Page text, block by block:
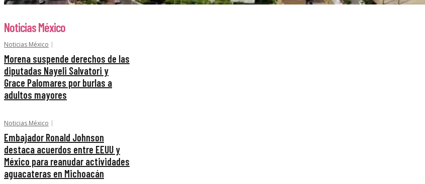
Noticias México
Noticias México
Morena suspende derechos de las
diputadas Nayeli Salvatori y
Grace Palomares por burlas a
adultos mayores
Noticias México
Embajador Ronald Johnson
destaca acuerdos entre EEUU y
México para reanudar actividades
aguacateras en Michoacán